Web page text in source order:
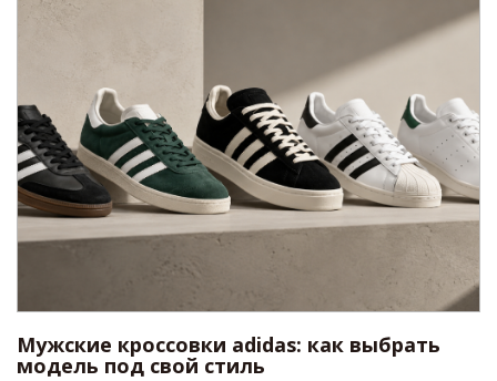
Мужские кроссовки adidas: как выбрать
модель под свой стиль